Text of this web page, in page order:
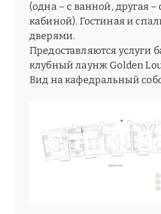
(одна – с ванной, другая –
кабиной). Гостиная и
дверями.
Предоставляются услуги
клубный лаунж Golden
Вид на кафедральный